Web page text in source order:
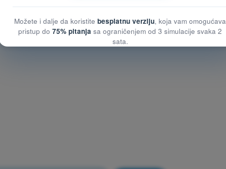
Možete i dalje da koristite besplatnu verziju, koja vam omogućava
pristup do 75% pitanja sa ograničenjem od 3 simulacije svaka 2
sata.